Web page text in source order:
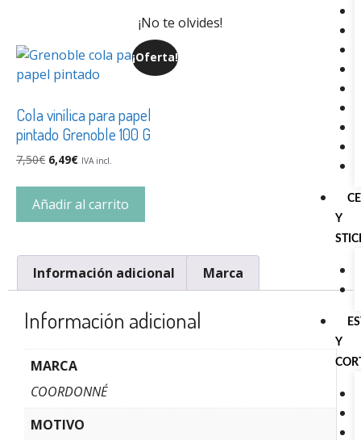
Y
Y
¡No te olvides!
¡Oferta!
Cola vinílica para papel
pintado Grenoble 100 G
7,50€ 6,49€ IVA incl.
Añadir al carrito
Información adicional Marca
Información adicional
MARCA
COORDONNÉ
MOTIVO